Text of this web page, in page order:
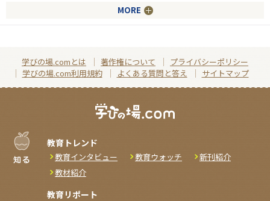
MORE
学びの場.comとは 著作権について
プライバシーポリシー
学びの場.com利用規約
よくある質問と答え サイトマップ
教育トレンド
教育インタビュー 教育ウォッチ
新刊紹介
教材紹介
教育リポート